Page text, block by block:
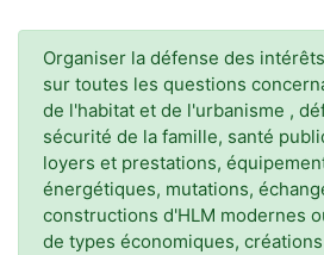
Organiser la défense des
sur toutes les questions
de l'habitat et de l'urbanisme ,
sécurité de la famille, santé
loyers et prestations,
énergétiques, mutations,
constructions d'HLM modernes
de types économiques,